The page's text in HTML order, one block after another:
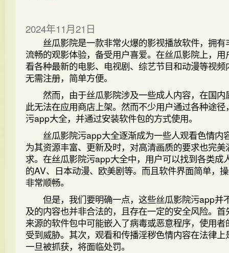
2024年11月21日
丝瓜影院是一款非常火爆的影视播放软件，拥有
流畅的观影体验，备受用户喜爱。在丝瓜影院上，
看各种最新的电影、电视剧、综艺节目和动漫等视
无需注册，简单方便。
然而，由于丝瓜影院涉及一些成人内容，在国内
此无法在应用商店上架。然而不少用户通过各种途
污app大全，并通过安装软件包的方式使用。
丝瓜影院污app大全逐渐成为一些人观看色情内
为其资源丰富、更新及时，对高清画质的要求也完
求。在丝瓜影院污app大全中，用户可以找到各类成
的AV、日本动漫、欧美剧等。而且软件界面简单，
非常顺畅。
但是，我们要明确一点，这些丝瓜影院污app并
及的内容也并非合法的，且存在一定的安全风险。
来源的软件包中可能嵌入了病毒或恶意程序，使用
受到威胁。其次，观看和传播淫秽色情内容在法律
一旦被抓获，将面临处罚。